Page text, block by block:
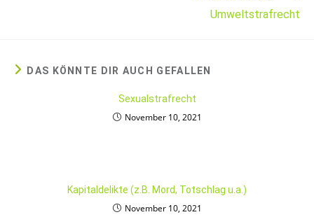
Umweltstrafrecht
DAS KÖNNTE DIR AUCH GEFALLEN
Sexualstrafrecht
November 10, 2021
Kapitaldelikte (z.B. Mord, Totschlag u.a.)
November 10, 2021